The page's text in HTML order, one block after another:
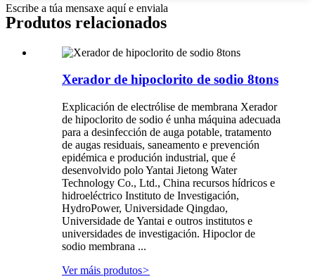
Escribe a túa mensaxe aquí e enviala
Produtos relacionados
Xerador de hipoclorito de sodio 8tons
Explicación de electrólise de membrana Xerador
de hipoclorito de sodio é unha máquina adecuada
para a desinfección de auga potable, tratamento
de augas residuais, saneamento e prevención
epidémica e produción industrial, que é
desenvolvido polo Yantai Jietong Water
Technology Co., Ltd., China recursos hídricos e
hidroeléctrico Instituto de Investigación,
HydroPower, Universidade Qingdao,
Universidade de Yantai e outros institutos e
universidades de investigación. Hipoclor de
sodio membrana ...
Ver máis produtos>